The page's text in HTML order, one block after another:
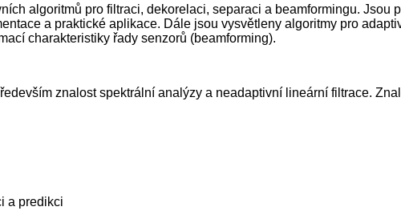
algoritmů pro filtraci, dekorelaci, separaci a beamformingu. Jsou
a praktické aplikace. Dále jsou vysvětleny algoritmy pro
charakteristiky řady senzorů (beamforming).
znalost spektrální analýzy a neadaptivní lineární filtrace.
a predikci